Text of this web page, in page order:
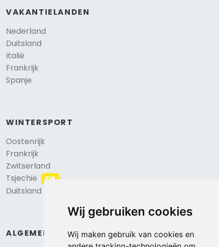
Wij gebruiken cookies
Wij maken gebruik van cookies en
VAKANTIELANDEN
Nederland
Duitsland
Italië
Frankrijk
Spanje
WINTERSPORT
Oostenrijk
Frankrijk
Zwitserland
Tsjechië
TIP
Duitsland
ALGEMEEN